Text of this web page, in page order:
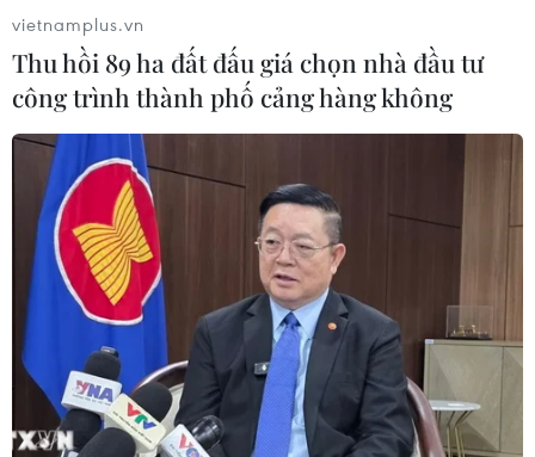
Nhận định Campuchia vs
danh dự cho "Các chiến binh
Angkor"
03/08/2026 03:30
ASEAN Cup 2026: Đội tuyển Việt
Nam sẵn sàng cho đại chiến ở "chảo
lửa" Pakansari
03/08/2026 03:13
vietnamplus.vn
Thu hồi 89 ha đất đấu giá chọn nhà đầu tư
công trình thành phố cảng hàng không